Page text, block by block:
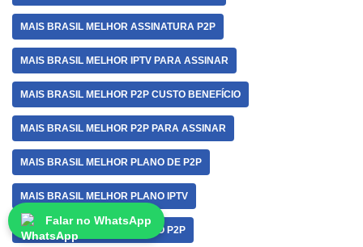
MAIS BRASIL MELHOR ASSINATURA P2P
MAIS BRASIL MELHOR IPTV PARA ASSINAR
MAIS BRASIL MELHOR P2P CUSTO BENEFÍCIO
MAIS BRASIL MELHOR P2P PARA ASSINAR
MAIS BRASIL MELHOR PLANO DE P2P
MAIS BRASIL MELHOR PLANO IPTV
MAIS BRASIL MELHOR PLANO P2P
Falar no WhatsApp